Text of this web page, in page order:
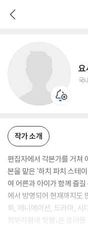
요
국
유아/어
작가 소개
편집자에서 각본가를 거쳐
본을 맡은 '하치 파치 스테
여 어른과 아이가 함께 즐
에서 방영되어 현재까지도
화, 애니메이션, 드라마, 시
적부리황새 핫짱』은 유아